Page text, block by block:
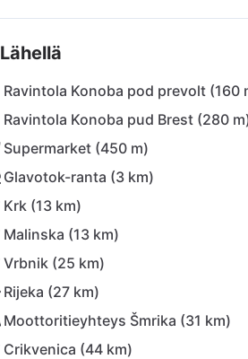
Lähellä
Ravintola Konoba pod prevolt (160
Ravintola Konoba pud Brest (280
Supermarket (450 m)
Glavotok-ranta (3 km)
Krk (13 km)
Malinska (13 km)
Vrbnik (25 km)
Rijeka (27 km)
Moottoritieyhteys Šmrika (31 km)
Crikvenica (44 km)